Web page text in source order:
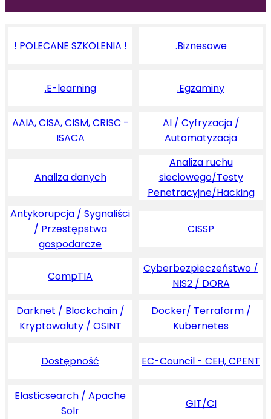
! POLECANE SZKOLENIA ! .Biznesowe
.E-learning .Egzaminy
AAIA, CISA, CISM, CRISC -
ISACA
AI / Cyfryzacja /
Automatyzacja
Analiza danych
Analiza ruchu
sieciowego/Testy
Penetracyjne/Hacking
Antykorupcja / Sygnaliści
/ Przestępstwa
gospodarcze
CISSP
CompTIA
Cyberbezpieczeństwo /
NIS2 / DORA
Darknet / Blockchain /
Kryptowaluty / OSINT
Docker/ Terraform /
Kubernetes
Dostępność EC-Council - CEH, CPENT
Elasticsearch / Apache
Solr
GIT/CI